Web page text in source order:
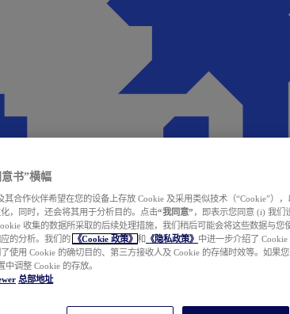
书”横幅
其合作伙伴希望在您的设备上存放 Cookie 及采用类似技术（“Cookie”）
，同时，还会将其用于分析目的。点击“我同意” ，即表示您同意 (i) 我们
收集的数据所采取的后续处理措施，我们稍后可能会将这些数据与您
的分析。我们的
《Cookie 政策》 和 《隐私政策》 中进一步介绍了 Cookie
使用 Cookie 的确切目的、第三方接收人及 Cookie 的存储时效等。如果
中调整 Cookie 的存放。
总部地址